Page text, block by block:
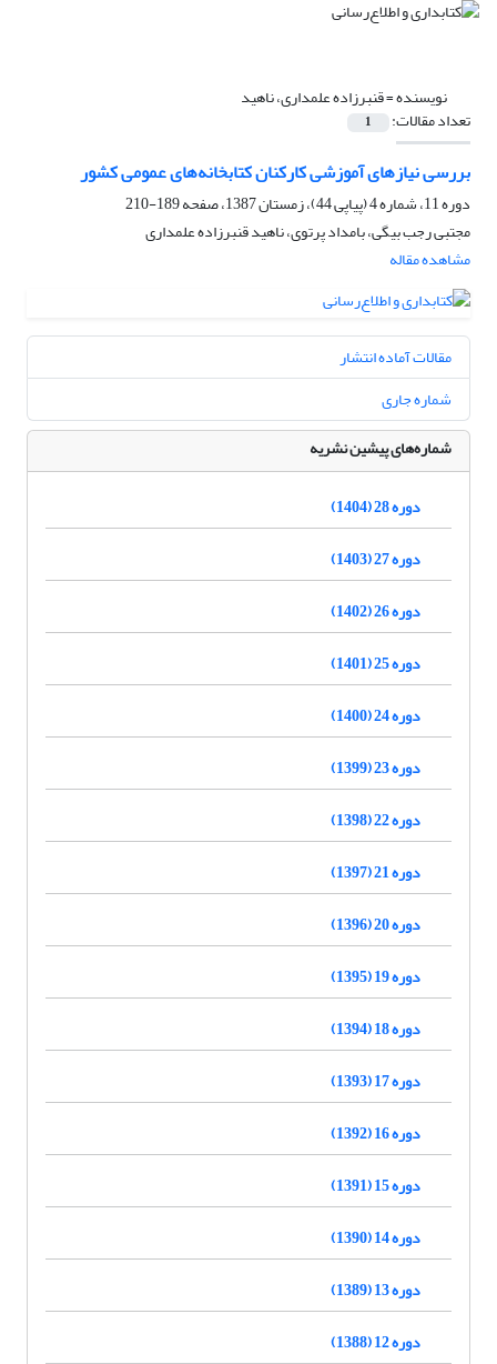
نویسنده =قنبرزاده علمداری، ناهید
تعداد مقالات: 1
بررسی نیازهای آموزشی کارکنان کتابخانه‌های عمومی کشور
دوره 11، شماره 4 (پیاپی 44)، زمستان 1387، صفحه
189-210
مجتبی رجب بیگی، بامداد پرتوی، ناهید قنبرزاده علمداری
مشاهده مقاله
مقالات آماده انتشار
شماره جاری
شماره‌های پیشین نشریه
دوره 28 (1404)
دوره 27 (1403)
دوره 26 (1402)
دوره 25 (1401)
دوره 24 (1400)
دوره 23 (1399)
دوره 22 (1398)
دوره 21 (1397)
دوره 20 (1396)
دوره 19 (1395)
دوره 18 (1394)
دوره 17 (1393)
دوره 16 (1392)
دوره 15 (1391)
دوره 14 (1390)
دوره 13 (1389)
دوره 12 (1388)